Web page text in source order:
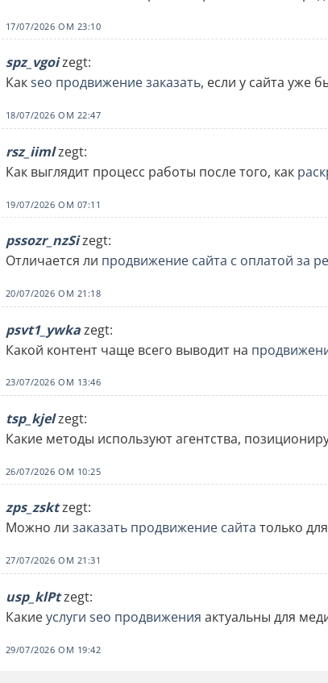
17/07/2026 OM 23:10
spz_vgoizegt:
Какseo продвижение заказать, если у сайта уже
18/07/2026 OM 22:47
rsz_iimlzegt:
Как выглядит процесс работы после того, как
19/07/2026 OM 07:11
pssozr_nzSizegt:
Отличается ли продвижение сайта с оплатой за
20/07/2026 OM 21:18
psvt1_ywkazegt:
Какой контент чаще всего выводит на
23/07/2026 OM 13:46
tsp_kjelzegt:
Какие методы используют агентства,
26/07/2026 OM 10:25
zps_zsktzegt:
Можно ли заказать продвижение сайта только
27/07/2026 OM 21:31
usp_klPtzegt:
Какиеуслуги seo продвижения актуальны для
29/07/2026 OM 19:42